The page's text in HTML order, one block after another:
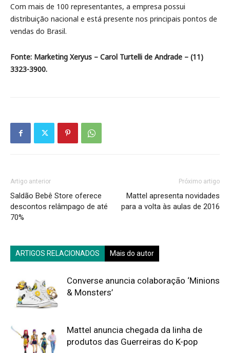
Com mais de 100 representantes, a empresa possui
distribuição nacional e está presente nos principais pontos de
vendas do Brasil.
Fonte: Marketing Xeryus – Carol Turtelli de Andrade – (11)
3323-3900.
Artigo anterior
Saldão Bebê Store oferece
descontos relâmpago de até
70%
Próximo artigo
Mattel apresenta novidades
para a volta às aulas de 2016
ARTIGOS RELACIONADOS Mais do autor
Converse anuncia colaboração ‘Minions
& Monsters’
Mattel anuncia chegada da linha de
produtos das Guerreiras do K-pop